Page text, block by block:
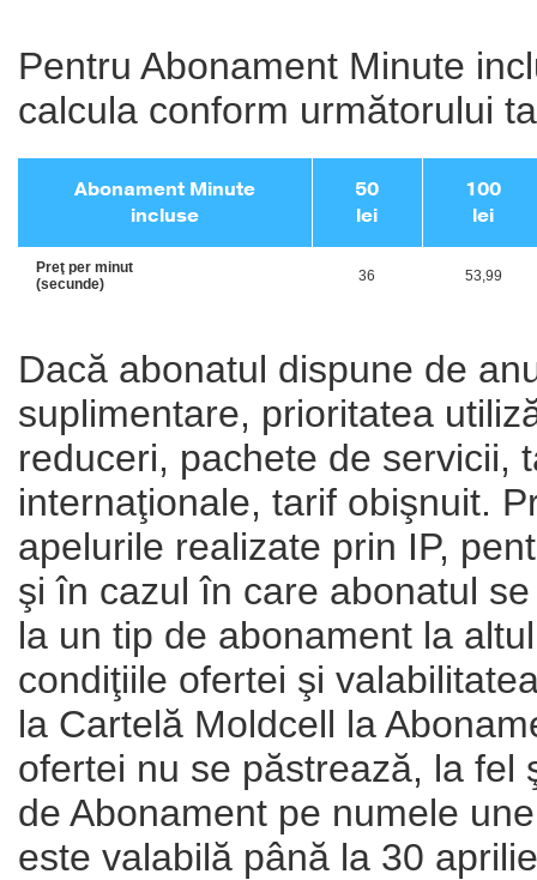
Pentru Abonament Minute
calcula conform următorului
Abonament Minute
incluse
50
lei
100
lei
Preţ per minut
(secunde)
36 53,99
Dacă abonatul dispune de
suplimentare, prioritatea
reduceri, pachete de servicii,
internaţionale, tarif obişnuit.
apelurile realizate prin IP,
şi în cazul în care abonatul
la un tip de abonament la
condiţiile ofertei şi
la Cartelă Moldcell la
ofertei nu se păstrează, la fel
de Abonament pe numele
este valabilă până la 30